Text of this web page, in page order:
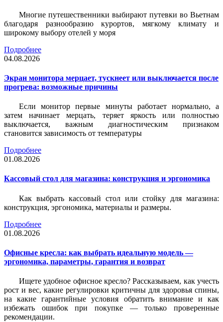
Многие путешественники выбирают путевки во Вьетнам
благодаря разнообразию курортов, мягкому климату и
широкому выбору отелей у моря
Подробнее
04.08.2026
Экран монитора мерцает, тускнеет или выключается после
прогрева: возможные причины
Если монитор первые минуты работает нормально, а
затем начинает мерцать, теряет яркость или полностью
выключается, важным диагностическим признаком
становится зависимость от температуры
Подробнее
01.08.2026
Кассовый стол для магазина: конструкция и эргономика
Как выбрать кассовый стол или стойку для магазина:
конструкция, эргономика, материалы и размеры.
Подробнее
01.08.2026
Офисные кресла: как выбрать идеальную модель —
эргономика, параметры, гарантия и возврат
Ищете удобное офисное кресло? Рассказываем, как учесть
рост и вес, какие регулировки критичны для здоровья спины,
на какие гарантийные условия обратить внимание и как
избежать ошибок при покупке — только проверенные
рекомендации.